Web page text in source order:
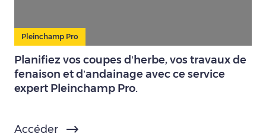
Pleinchamp Pro
Planifiez vos coupes d’herbe, vos travaux de
fenaison et d’andainage avec ce service
expert Pleinchamp Pro.
Accéder